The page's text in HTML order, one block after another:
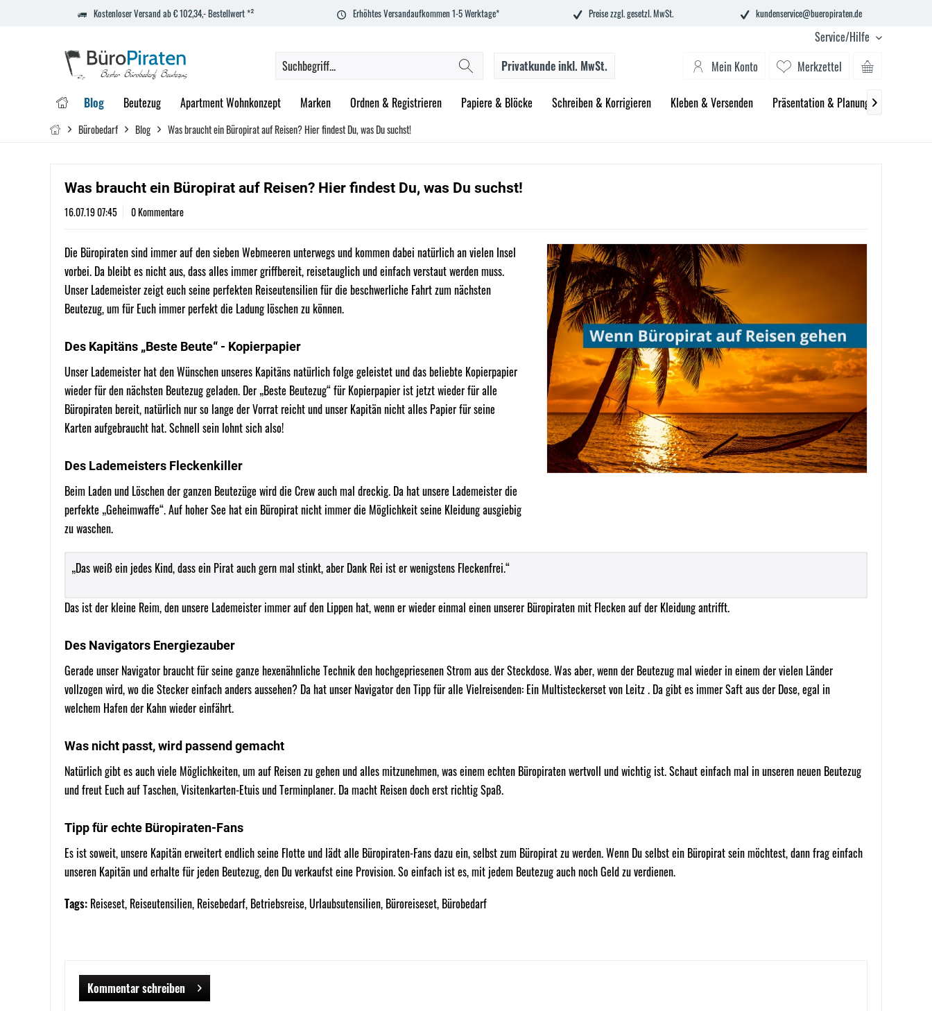
Kostenloser Versand ab € 102,34,- Bestellwert *² Erhöhtes Versandaufkommen 1-5 Werktage* Preise zzgl. gesetzl. MwSt. kundenservice@bueropiraten.de
Service/Hilfe
Merkzettel
Mein Konto
Privatkundeinkl. MwSt.
Blog Beutezug Apartment Wohnkonzept Marken Ordnen & Registrieren Papiere & Blöcke Schreiben & Korrigieren Kleben & Versenden Präsentation & Planung 
Bürobedarf Blog Was braucht ein Büropirat auf Reisen? Hier findest Du, was Du suchst!
Was braucht ein Büropirat auf Reisen? Hier findest Du, was Du suchst!
16.07.19 07:45 0 Kommentare
Die Büropiraten sind immer auf den sieben Webmeeren unterwegs und kommen dabei natürlich an vielen Insel
vorbei. Da bleibt es nicht aus, dass alles immer griffbereit, reisetauglich und einfach verstaut werden muss.
Unser Lademeister zeigt euch seine perfekten Reiseutensilien für die beschwerliche Fahrt zum nächsten
Beutezug, um für Euch immer perfekt die Ladung löschen zu können.
Des Kapitäns „Beste Beute“ - Kopierpapier
Unser Lademeister hat den Wünschen unseres Kapitäns natürlich folge geleistet und das beliebte Kopierpapier
wieder für den nächsten Beutezug geladen. Der „Beste Beutezug“ für Kopierpapier ist jetzt wieder für alle
Büropiraten bereit, natürlich nur so lange der Vorrat reicht und unser Kapitän nicht alles Papier für seine
Karten aufgebraucht hat. Schnell sein lohnt sich also!
Des Lademeisters Fleckenkiller
Beim Laden und Löschen der ganzen Beutezüge wird die Crew auch mal dreckig. Da hat unsere Lademeister die
perfekte „Geheimwaffe“. Auf hoher See hat ein Büropirat nicht immer die Möglichkeit seine Kleidung ausgiebig
zu waschen.
„Das weiß ein jedes Kind, dass ein Pirat auch gern mal stinkt, aber Dank Rei ist er wenigstens Fleckenfrei.“
Das ist der kleine Reim, den unsere Lademeister immer auf den Lippen hat, wenn er wieder einmal einen unserer Büropiraten mit Flecken auf der Kleidung antrifft.
Des Navigators Energiezauber
Gerade unser Navigator braucht für seine ganze hexenähnliche Technik den hochgepriesenen Strom aus der Steckdose. Was aber, wenn der Beutezug mal wieder in einem der vielen Länder
vollzogen wird, wo die Stecker einfach anders aussehen? Da hat unser Navigator den Tipp für alle Vielreisenden: Ein Multisteckerset von Leitz . Da gibt es immer Saft aus der Dose, egal in
welchem Hafen der Kahn wieder einfährt.
Was nicht passt, wird passend gemacht
Natürlich gibt es auch viele Möglichkeiten, um auf Reisen zu gehen und alles mitzunehmen, was einem echten Büropiraten wertvoll und wichtig ist. Schaut einfach mal in unseren neuen Beutezug
und freut Euch auf Taschen, Visitenkarten-Etuis und Terminplaner. Da macht Reisen doch erst richtig Spaß.
Tipp für echte Büropiraten-Fans
Es ist soweit, unsere Kapitän erweitert endlich seine Flotte und lädt alle Büropiraten-Fans dazu ein, selbst zum Büropirat zu werden. Wenn Du selbst ein Büropirat sein möchtest, dann frag einfach
unseren Kapitän und erhalte für jeden Beutezug, den Du verkaufst eine Provision. So einfach ist es, mit jedem Beutezug auch noch Geld zu verdienen.
Tags: Reiseset, Reiseutensilien, Reisebedarf, Betriebsreise,Urlaubsutensilien, Büroreiseset, Bürobedarf
Kommentar schreiben